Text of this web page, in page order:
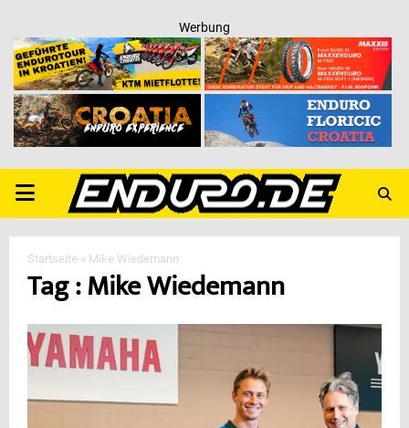
Werbung
PRIMARY
MENU
Startseite » Mike Wiedemann
Tag : Mike Wiedemann